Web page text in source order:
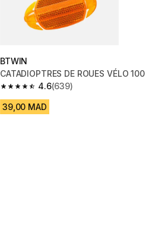
BTWIN
CATADIOPTRES DE ROUES VÉLO 100
4.6
4.6 out of 5 stars from 639 reviews
(639)
39,00 MAD